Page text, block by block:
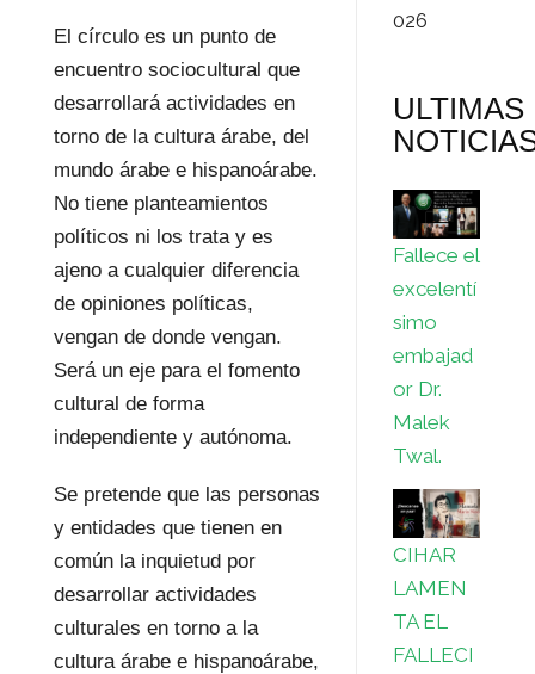
El círculo es un punto de
encuentro sociocultural que
desarrollará actividades en
torno de la cultura árabe, del
mundo árabe e hispanoárabe.
No tiene planteamientos
políticos ni los trata y es
ajeno a cualquier diferencia
de opiniones políticas,
vengan de donde vengan.
Será un eje para el fomento
cultural de forma
independiente y autónoma.
Se pretende que las personas
y entidades que tienen en
común la inquietud por
desarrollar actividades
culturales en torno a la
cultura árabe e hispanoárabe,
026
ULTIMAS
Fallece el
excelentí
simo
embajad
or Dr.
Malek
Twal.
CIHAR
LAMEN
TA EL
FALLECI